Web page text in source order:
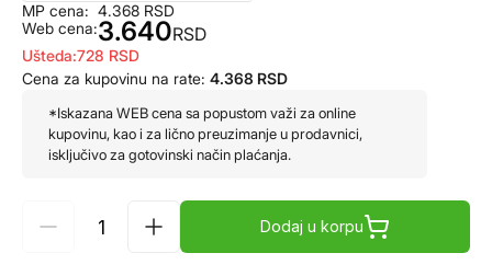
MP cena:
Web cena:
4.368 RSD
3.640RSD
Ušteda:728 RSD
Cena za kupovinu na rate: 4.368 RSD
*Iskazana WEB cena sa popustom važi za online
kupovinu, kao i za lično preuzimanje u prodavnici,
isključivo za gotovinski način plaćanja.
Dodaj u korpu